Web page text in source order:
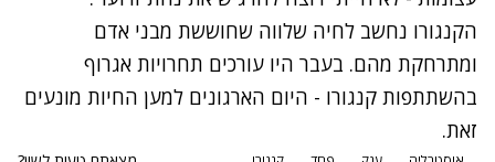
הקנגורו נחשב לחיה שלווה שחוששת מבני אדם
ומתרחקת מהם. בעבר היו עורכים תחרויות אגרוף
בהשתתפות קנגורו - היום הארגונים למען החיות מונעים
זאת.